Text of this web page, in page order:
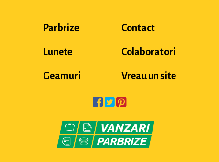
Parbrize
Lunete
Geamuri
Contact
Colaboratori
Vreau un site